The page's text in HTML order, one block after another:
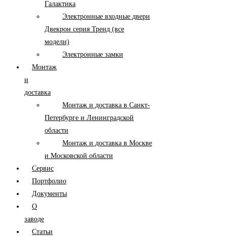
Галактика
Электронные входные двери
Двекрон серия Тренд (все
модели)
Электронные замки
Монтаж
и
доставка
Монтаж и доставка в Санкт-
Петербурге и Ленинградской
области
Монтаж и доставка в Москве
и Московской области
Сервис
Портфолио
Документы
О
заводе
Статьи